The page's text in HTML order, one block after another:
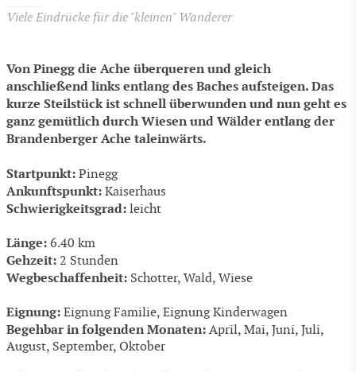
Viele Eindrücke für die "kleinen" Wanderer
Von Pinegg die Ache überqueren und gleich
anschließend links entlang des Baches aufsteigen. Das
kurze Steilstück ist schnell überwunden und nun geht es
ganz gemütlich durch Wiesen und Wälder entlang der
Brandenberger Ache taleinwärts.
Startpunkt: Pinegg
Ankunftspunkt: Kaiserhaus
Schwierigkeitsgrad: leicht
Länge: 6.40 km
Gehzeit: 2 Stunden
Wegbeschaffenheit: Schotter, Wald, Wiese
Eignung: Eignung Familie, Eignung Kinderwagen
Begehbar in folgenden Monaten: April, Mai, Juni, Juli,
August, September, Oktober